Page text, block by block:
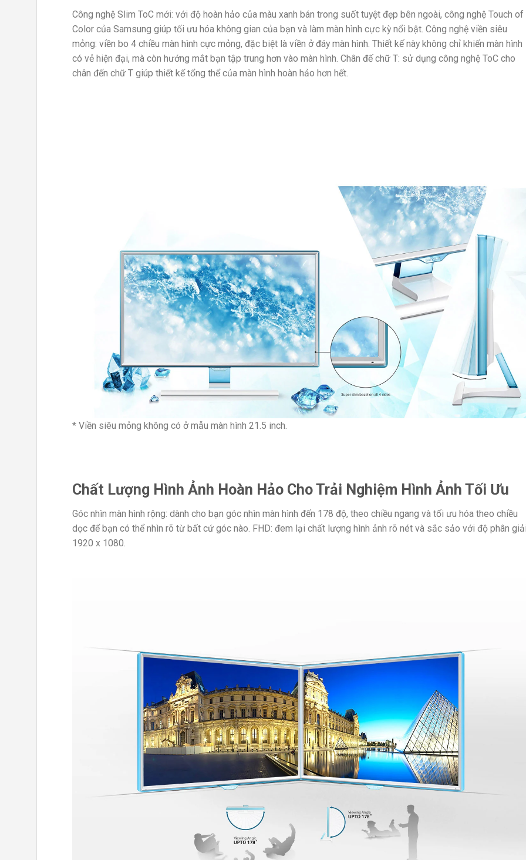
Công nghệ Slim ToC mới: với độ hoàn hảo của màu xanh bán trong suốt tuyệt đẹp bên ngoài, công nghệ Touch of
Color của Samsung giúp tối ưu hóa không gian của bạn và làm màn hình cực kỳ nổi bật. Công nghệ viền siêu
mỏng: viền bo 4 chiều màn hình cực mỏng, đặc biệt là viền ở đáy màn hình. Thiết kế này không chỉ khiến màn hình
có vẻ hiện đại, mà còn hướng mắt bạn tập trung hơn vào màn hình. Chân đế chữ T: sử dụng công nghệ ToC cho
chân đến chữ T giúp thiết kế tổng thể của màn hình hoàn hảo hơn hết.
* Viền siêu mỏng không có ở mẫu màn hình 21.5 inch.
Chất Lượng Hình Ảnh Hoàn Hảo Cho Trải Nghiệm Hình Ảnh Tối Ưu
Góc nhìn màn hình rộng: dành cho bạn góc nhìn màn hình đến 178 độ, theo chiều ngang và tối ưu hóa theo chiều
dọc để bạn có thể nhìn rõ từ bất cứ góc nào. FHD: đem lại chất lượng hình ảnh rõ nét và sắc sảo với độ phân
1920 x 1080.